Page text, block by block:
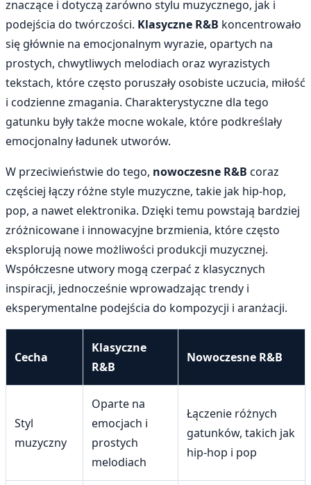
znaczące i dotyczą zarówno stylu muzycznego, jak i
podejścia do twórczości. Klasyczne R&B koncentrowało
się głównie na emocjonalnym wyrazie, opartych na
prostych, chwytliwych melodiach oraz wyrazistych
tekstach, które często poruszały osobiste uczucia, miłość
i codzienne zmagania. Charakterystyczne dla tego
gatunku były także mocne wokale, które podkreślały
emocjonalny ładunek utworów.
W przeciwieństwie do tego, nowoczesne R&B coraz
częściej łączy różne style muzyczne, takie jak hip-hop,
pop, a nawet elektronika. Dzięki temu powstają bardziej
zróżnicowane i innowacyjne brzmienia, które często
eksplorują nowe możliwości produkcji muzycznej.
Współczesne utwory mogą czerpać z klasycznych
inspiracji, jednocześnie wprowadzając trendy i
eksperymentalne podejścia do kompozycji i aranżacji.
Cecha
Klasyczne
R&B
Nowoczesne R&B
Styl
muzyczny
Oparte na
emocjach i
prostych
melodiach
Łączenie różnych
gatunków, takich jak
hip-hop i pop